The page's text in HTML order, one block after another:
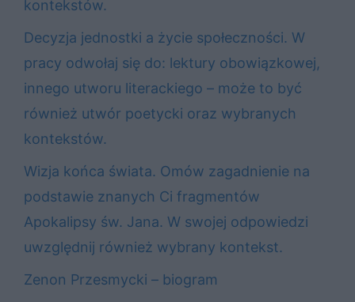
kontekstów.
Decyzja jednostki a życie społeczności. W
pracy odwołaj się do: lektury obowiązkowej,
innego utworu literackiego – może to być
również utwór poetycki oraz wybranych
kontekstów.
Wizja końca świata. Omów zagadnienie na
podstawie znanych Ci fragmentów
Apokalipsy św. Jana. W swojej odpowiedzi
uwzględnij również wybrany kontekst.
Zenon Przesmycki – biogram